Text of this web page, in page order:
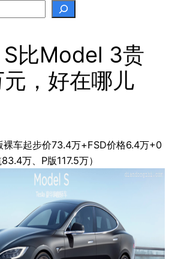
比Model 3贵
，好在哪儿
裸车起步价73.4万+FSD价格6.4万+0
万、P版117.5万）